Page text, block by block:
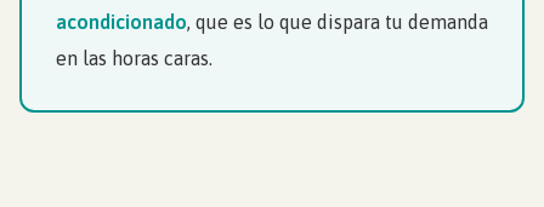
acondicionado, que es lo que dispara tu demanda
en las horas caras.